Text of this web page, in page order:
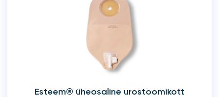
Esteem® üheosaline urostoomikott